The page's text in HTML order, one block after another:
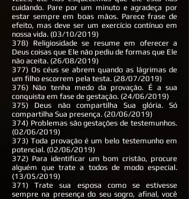
cuidando. Pare por um minuto e agradeça por
estar sempre em boas mãos. Parece frase de
efeito, mas deve ser um exercício contínuo em
nossa vida. (03/10/2019)
378) Religiosidade se resume em oferecer a
Deus coisas que Ele não pediu de formas que Ele
não aceita. (26/08/2019)
377) Os céus se abrem quando as lágrimas de
um filho escorrem pela testa. (28/07/2019)
376) Não tenha medo da provação. É a sua
conquista em fase de gestação. (24/06/2019)
375) Deus não compartilha Sua glória. Só
compartilha Sua presença. (20/06/2019)
374) Problemas são gestações de testemunhos.
(02/06/2019)
373) Toda provação é um belo testemunho em
potencial. (02/06/2019)
372) Para identificar um bom cristão, procure
alguém que trate a todos de modo especial.
(13/05/2019)
371) Trate sua esposa como se estivesse
sempre na presença do seu sogro, afinal, você